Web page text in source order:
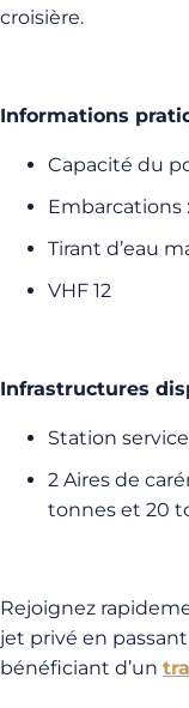
croisière.
Informations
Capacité du
Embarcations
Tirant d’eau
VHF 12
Infrastructures
Station service
2 Aires de
tonnes et 20
Rejoignez
jet privé en
bénéficiant d’un